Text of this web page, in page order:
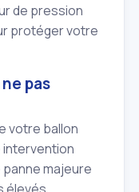
de pression
protéger votre
pas
votre ballon
intervention
majeure